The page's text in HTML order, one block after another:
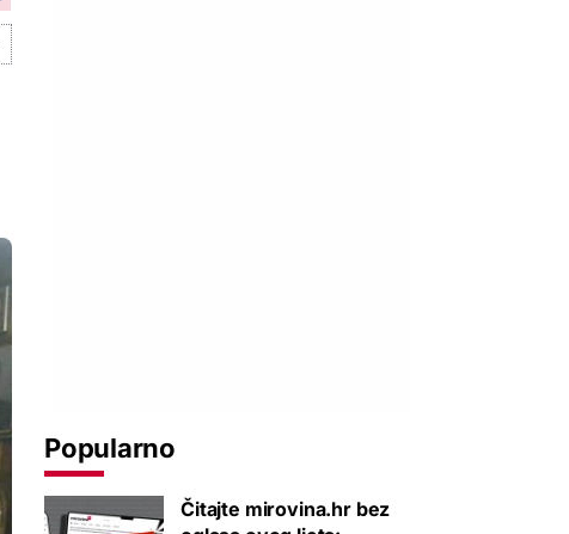
Popularno
Čitajte mirovina.hr bez